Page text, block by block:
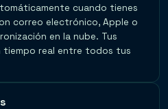
cuando tienes
correo electrónico, Apple o
en la nube. Tus
tiempo real entre todos tus